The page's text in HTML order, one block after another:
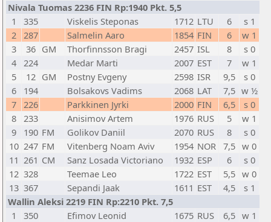
Nivala Tuomas 2236 FIN Rp:1940 Pkt. 5,5
1
335 Viskelis Steponas 1712 LTU 6
s 1
2 287 Salmelin Aaro 1854 FIN 6
w 1
3
36 GM Thorfinnsson Bragi 2457 ISL 8
s 0
4 224 Medar Marti 2007 EST 7
w 1
5
12 GM Postny Evgeny 2598 ISR 9,5
s 0
6
194 Bolsakovs Vadims 2068 LAT 7,5 w ½
7 226 Parkkinen Jyrki 2000 FIN 6,5
s 0
8 233 Anisimov Artem 1976 RUS 5
w 1
9
190 FM Golikov Daniil 2070 RUS 8
s 0
10 247 FM Vitenberg Noam Aviv 1954 NOR 7,5 w 0
11 261 CM Sanz Losada Victoriano 1932 ESP 6
s 0
12 328 Teemae Leo 1722 EST 5,5 w 0
13 367 Sepandi Jaak 1611 EST 4,5
s 1
Wallin Aleksi 2219 FIN Rp:2210 Pkt. 7,5
1
350 Efimov Leonid 1675 RUS 6,5 w 1